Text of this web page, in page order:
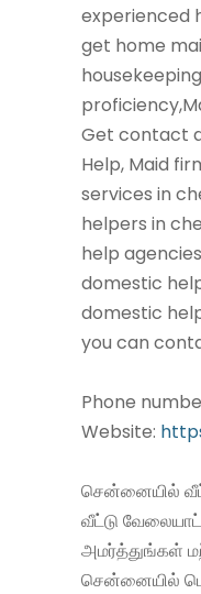
experienced
get home
Get contact
Help, Maid
services in
helpers in
help
domestic
domestic
you can
Phone
Website:
சென்னையில்
வீட்டு
அமர்த்துங்கள்
சென்னையில்